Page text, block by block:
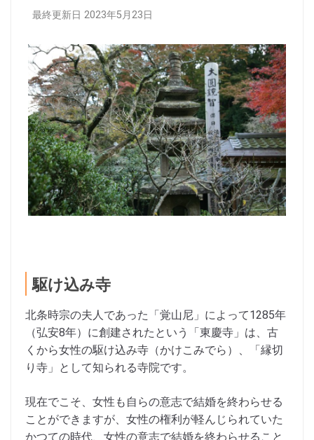
最終更新日 2023年5月23日
駆け込み寺
北条時宗の夫人であった「覚山尼」によって1285年
（弘安8年）に創建されたという「東慶寺」は、古
くから女性の駆け込み寺（かけこみでら）、「縁切
り寺」として知られる寺院です。
現在でこそ、女性も自らの意志で結婚を終わらせる
ことができますが、女性の権利が軽んじられていた
かつての時代、女性の意志で結婚を終わらせること